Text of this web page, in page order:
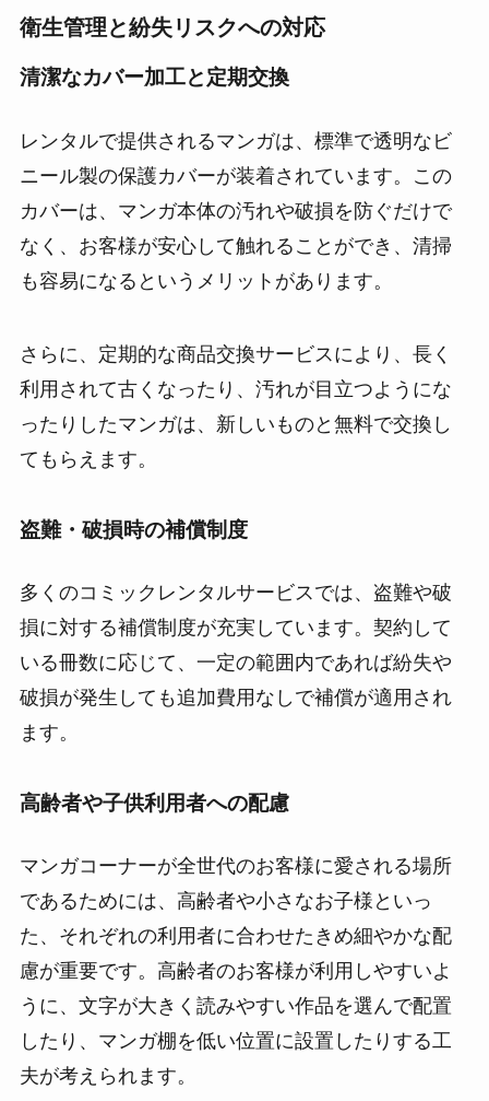
衛生管理と紛失リスクへの対応
清潔なカバー加工と定期交換
レンタルで提供されるマンガは、標準で透明なビ
ニール製の保護カバーが装着されています。この
カバーは、マンガ本体の汚れや破損を防ぐだけで
なく、お客様が安心して触れることができ、清掃
も容易になるというメリットがあります。
さらに、定期的な商品交換サービスにより、長く
利用されて古くなったり、汚れが目立つようにな
ったりしたマンガは、新しいものと無料で交換し
てもらえます。
盗難・破損時の補償制度
多くのコミックレンタルサービスでは、盗難や破
損に対する補償制度が充実しています。契約して
いる冊数に応じて、一定の範囲内であれば紛失や
破損が発生しても追加費用なしで補償が適用され
ます。
高齢者や子供利用者への配慮
マンガコーナーが全世代のお客様に愛される場所
であるためには、高齢者や小さなお子様といっ
た、それぞれの利用者に合わせたきめ細やかな配
慮が重要です。高齢者のお客様が利用しやすいよ
うに、文字が大きく読みやすい作品を選んで配置
したり、マンガ棚を低い位置に設置したりする工
夫が考えられます。